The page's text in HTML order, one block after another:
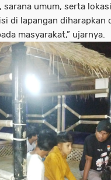
sarana umum, serta
di lapangan diharapkan
masyarakat,” ujarnya.